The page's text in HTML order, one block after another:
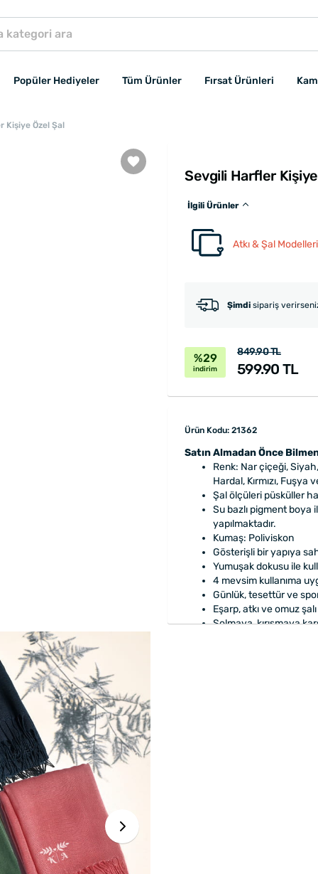
Popüler Hediyeler Tüm Ürünler Fırsat Ürünleri
Kişiye Özel Şal
Sevgili Harfler
İlgili Ürünler
Atkı & Şal
Şimdi sipariş
%29
indirim
849.90 TL
599.90 TL
Ürün Kodu: 21362
Satın Almadan Önce
Renk: Nar çiçeği,
Hardal, Kırmızı, Fuşya
Şal ölçüleri püsküller
Su bazlı pigment boya
yapılmaktadır.
Kumaş: Poliviskon
Gösterişli bir yapıya
Yumuşak dokusu ile
4 mevsim kullanıma
Günlük, tesettür ve
Eşarp, atkı ve omuz
Solmaya, kırışmaya